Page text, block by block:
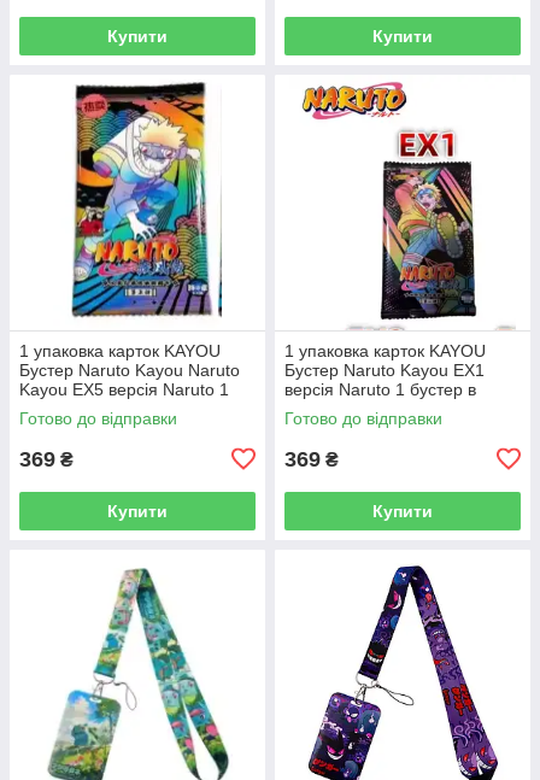
Купити Купити
1 упаковка карток KAYOU
Бустер Naruto Kayou Naruto
Kayou EX5 версія Naruto 1
бустер в якому 5 карток
Готово до відправки
369 ₴
Купити
1 упаковка карток KAYOU
Бустер Naruto Kayou EX1
версія Naruto 1 бустер в
якому 5 карток
Готово до відправки
369 ₴
Купити